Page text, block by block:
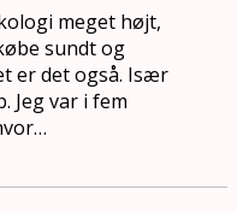
meget højt,
sundt og
er det også. Især
Jeg var i fem